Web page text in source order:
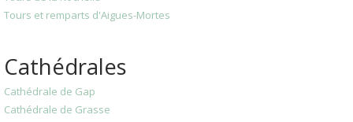
Tours et remparts d'Aigues-Mortes
Cathédrales
Cathédrale de Gap
Cathédrale de Grasse